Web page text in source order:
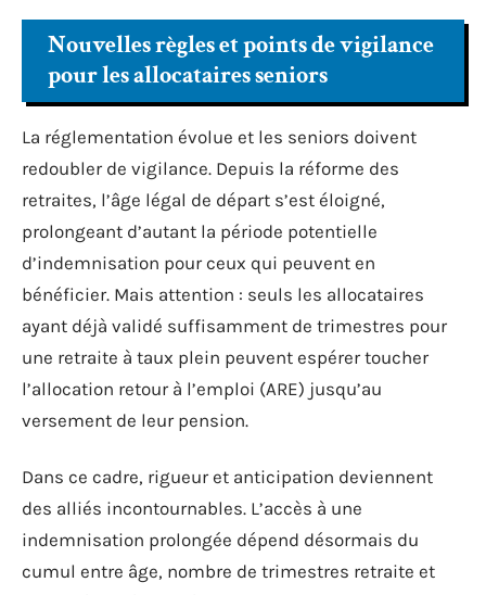
Nouvelles règles et points de vigilance
pour les allocataires seniors
La réglementation évolue et les seniors doivent
redoubler de vigilance. Depuis la réforme des
retraites, l’âge légal de départ s’est éloigné,
prolongeant d’autant la période potentielle
d’indemnisation pour ceux qui peuvent en
bénéficier. Mais attention : seuls les allocataires
ayant déjà validé suffisamment de trimestres pour
une retraite à taux plein peuvent espérer toucher
l’allocation retour à l’emploi (ARE) jusqu’au
versement de leur pension.
Dans ce cadre, rigueur et anticipation deviennent
des alliés incontournables. L’accès à une
indemnisation prolongée dépend désormais du
cumul entre âge, nombre de trimestres retraite et